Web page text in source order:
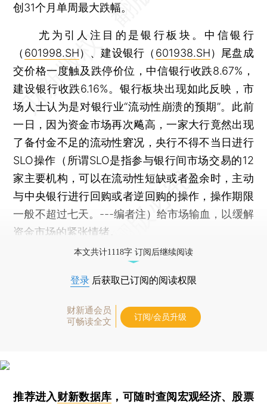
创31个月单周最大跌幅。
尤为引人注目的是银行板块。中信银行
（ 601998.SH）、建设银行（ 601938.SH）尾盘成
交价格一度触及跌停价位，中信银行收跌8.67%，
建设银行收跌6.16%。银行板块出现如此反映，市
场人士认为是对银行业“流动性崩溃的预期”。此前
一日，因为资金市场再次飚高，一家大行竟然出现
了备付金不足的流动性窘况，央行不得不当日进行
SLO操作（所谓SLO是指参与银行间市场交易的12
家主要机构，可以在流动性短缺或者盈余时，主动
与中央银行进行回购或者逆回购的操作，操作期限
一般不超过七天。---编者注）给市场输血，以缓解
资金市场的紧张情绪。
本文共计1118字 订阅后继续阅读
登录 后获取已订阅的阅读权限
财新通会员
可畅读全文
订阅/会员升级
推荐进入财新数据库 ，可随时查阅宏观经济、股票